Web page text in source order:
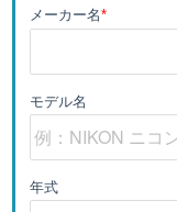
メーカー名*
モデル名
年式